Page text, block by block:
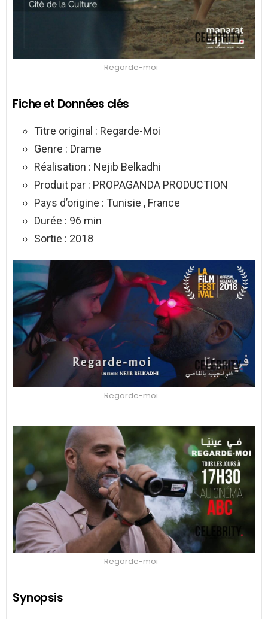
Regarde-moi
Fiche et Données clés
Titre original : Regarde-Moi
Genre : Drame
Réalisation : Nejib Belkadhi
Produit par : PROPAGANDA PRODUCTION
Pays d’origine : Tunisie , France
Durée : 96 min
Sortie : 2018
Regarde-moi
Regarde-moi
Synopsis